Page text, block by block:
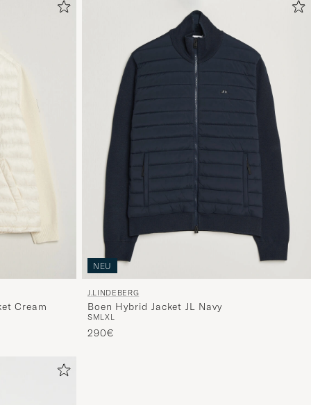
Cream
NEU
J.LINDEBERG
Boen Hybrid Jacket JL Navy
SMLXL
290€